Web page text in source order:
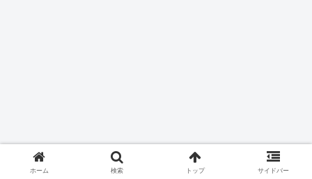
ホーム 検索 トップ サイドバー